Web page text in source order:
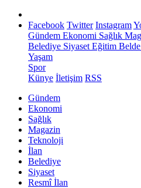
Facebook Twitter Instagram
Gündem Ekonomi Sağlık
Belediye Siyaset Eğitim
Yaşam
Spor
Künye İletişim RSS
Gündem
Ekonomi
Sağlık
Magazin
Teknoloji
İlan
Belediye
Siyaset
Resmî İlan